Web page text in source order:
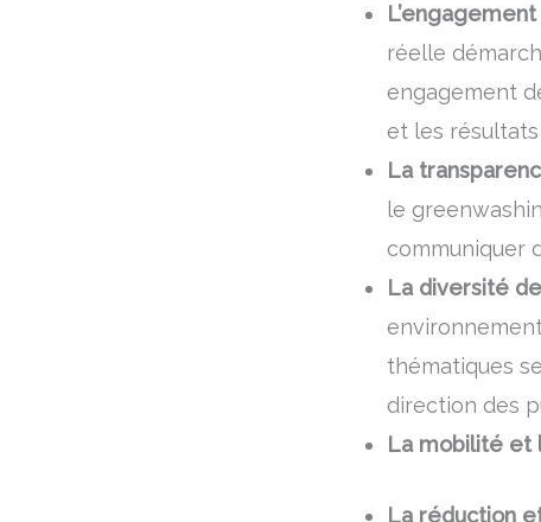
L’engagement
réelle
engagement
et les
La
le
communiquer
La diversité
thématiques
direction des
La mobilité et
La réduction